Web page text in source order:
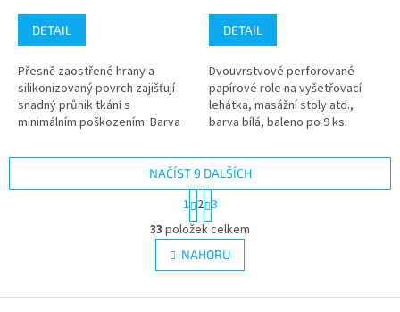
produktu
z
5
hvězdiček.
DETAIL
Přesně zaostřené hrany a
silikonizovaný povrch zajišťují
snadný průnik tkání s
minimálním poškozením. Barva
produktu
z
5
hvězdiček.
DETAIL
Dvouvrstvové perforované
papírové role na vyšetřovací
lehátka, masážní stoly atd.,
barva bílá, baleno po 9 ks.
O
v
l
á
NAČÍST 9 DALŠÍCH
S
t
r
á
n
k
v
1 2 3
33 položek celkem
NAHORU